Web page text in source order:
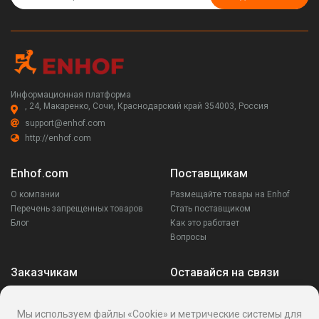
Информационная платформа
, 24, Макаренко, Сочи, Краснодарский край 354003, Россия
support@enhof.com
http://enhof.com
Enhof.com
О компании
Перечень запрещенных товаров
Блог
Поставщикам
Размещайте товары на Enhof
Стать поставщиком
Как это работает
Вопросы
Заказчикам Оставайся на связи
Мы используем файлы «Cookie» и метрические системы для